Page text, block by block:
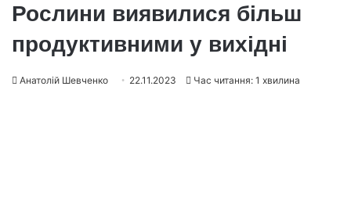
Рослини виявилися більш
продуктивними у вихідні
Анатолій Шевченко 22.11.2023 Час читання: 1 хвилина